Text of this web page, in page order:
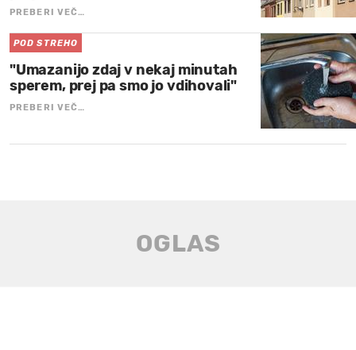
PREBERI VEČ…
POD STREHO
"Umazanijo zdaj v nekaj minutah
sperem, prej pa smo jo vdihovali"
PREBERI VEČ…